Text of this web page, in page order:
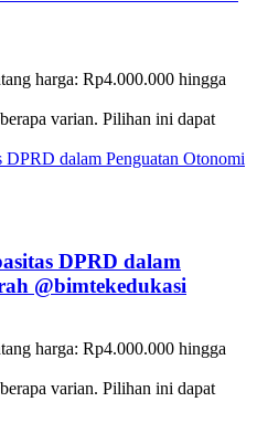
harga: Rp4.000.000 hingga
varian. Pilihan ini dapat
DPRD dalam
@bimtekedukasi
harga: Rp4.000.000 hingga
varian. Pilihan ini dapat